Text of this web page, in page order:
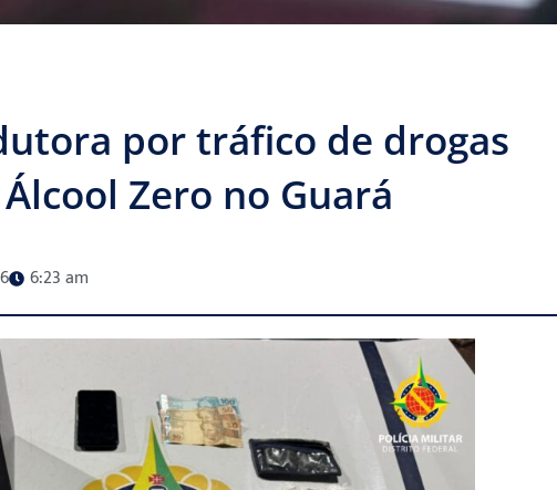
por tráfico de drogas
Zero no Guará
6:23 am